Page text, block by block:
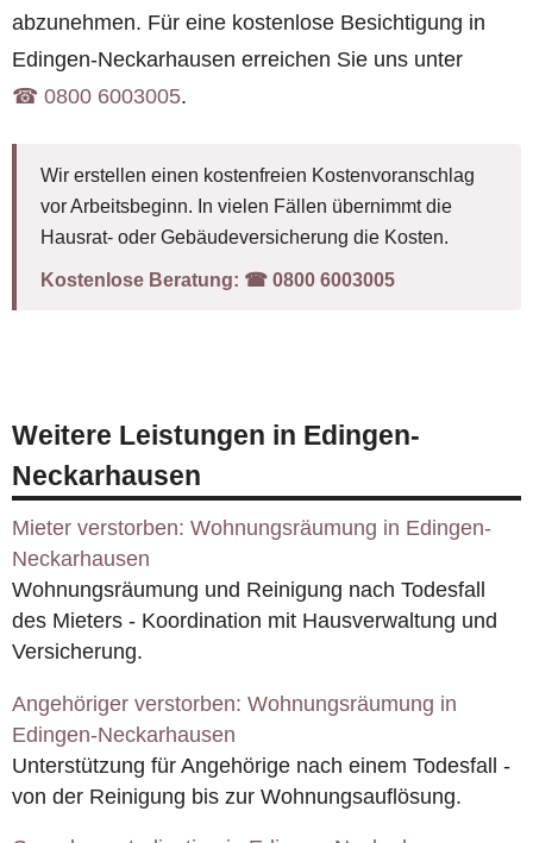
abzunehmen. Für eine kostenlose Besichtigung in
Edingen-Neckarhausen erreichen Sie uns unter
☎︎ 0800 6003005.
Wir erstellen einen kostenfreien Kostenvoranschlag
vor Arbeitsbeginn. In vielen Fällen übernimmt die
Hausrat- oder Gebäudeversicherung die Kosten.
Kostenlose Beratung: ☎︎ 0800 6003005
Weitere Leistungen in Edingen-
Neckarhausen
Mieter verstorben: Wohnungsräumung in Edingen-
Neckarhausen
Wohnungsräumung und Reinigung nach Todesfall
des Mieters - Koordination mit Hausverwaltung und
Versicherung.
Angehöriger verstorben: Wohnungsräumung in
Edingen-Neckarhausen
Unterstützung für Angehörige nach einem Todesfall -
von der Reinigung bis zur Wohnungsauflösung.